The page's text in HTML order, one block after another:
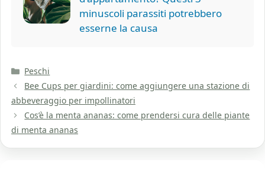
minuscoli parassiti potrebbero
esserne la causa
Categorie
Peschi
Bee Cups per giardini: come aggiungere una stazione di
abbeveraggio per impollinatori
Cos’è la menta ananas: come prendersi cura delle piante
di menta ananas